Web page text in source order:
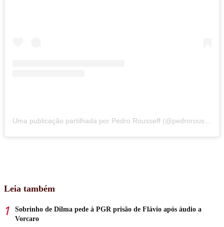
Leia também
Sobrinho de Dilma pede à PGR prisão de Flávio após áudio a
Vorcaro